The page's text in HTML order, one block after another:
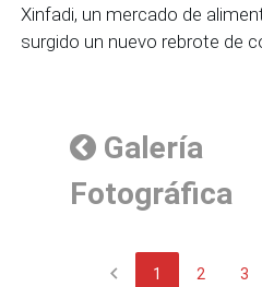
Xinfadi, un mercado de
surgido un nuevo rebrote de
Galería
Fotográfica
chevron_left 1 2 3